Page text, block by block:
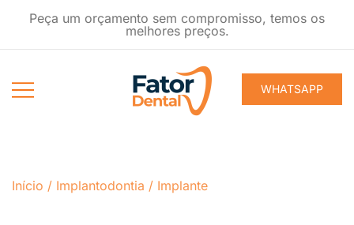
Peça um orçamento sem compromisso, temos os
melhores preços.
WHATSAPP
Início / Implantodontia / Implante